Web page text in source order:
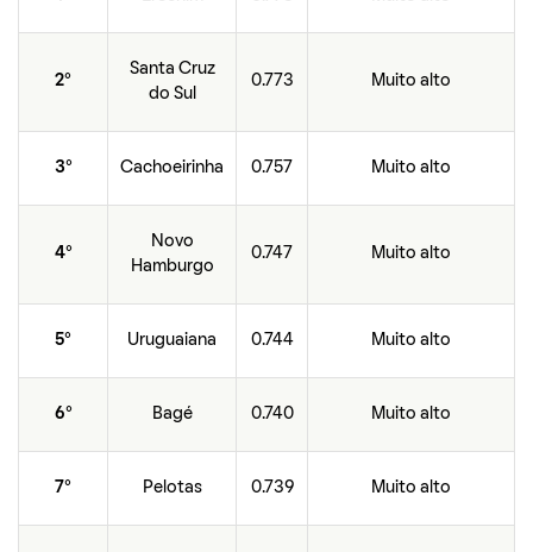
2°
Santa Cruz
do Sul
0.773 Muito alto
3° Cachoeirinha 0.757 Muito alto
4°
Novo
Hamburgo
0.747 Muito alto
5° Uruguaiana 0.744 Muito alto
6° Bagé 0.740 Muito alto
7° Pelotas 0.739 Muito alto